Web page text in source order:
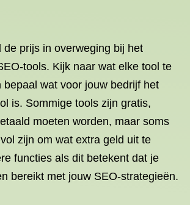
de prijs in overweging bij het
tools. Kijk naar wat elke tool te
bepaal wat voor jouw bedrijf het
is. Sommige tools zijn gratis,
moeten worden, maar soms
zijn om wat extra geld uit te
functies als dit betekent dat je
bereikt met jouw SEO-strategieën.